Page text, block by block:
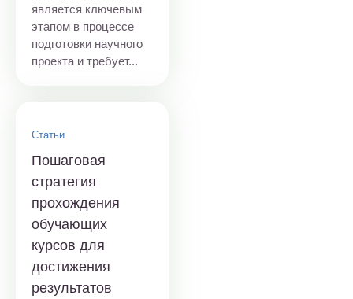
является ключевым
этапом в процессе
подготовки научного
проекта и требует...
Статьи
Пошаговая
стратегия
прохождения
обучающих
курсов для
достижения
результатов